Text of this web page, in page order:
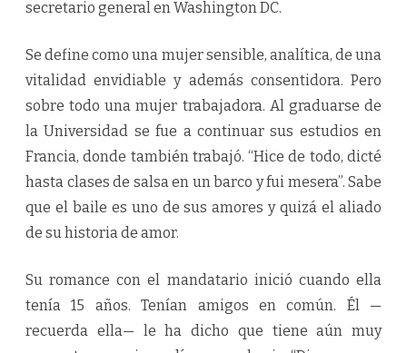
secretario general en Washington DC.
Se define como una mujer sensible, analítica, de una
vitalidad envidiable y además consentidora. Pero
sobre todo una mujer trabajadora. Al graduarse de
la Universidad se fue a continuar sus estudios en
Francia, donde también trabajó. “Hice de todo, dicté
hasta clases de salsa en un barco y fui mesera”. Sabe
que el baile es uno de sus amores y quizá el aliado
de su historia de amor.
Su romance con el mandatario inició cuando ella
tenía 15 años. Tenían amigos en común. Él —
recuerda ella— le ha dicho que tiene aún muy